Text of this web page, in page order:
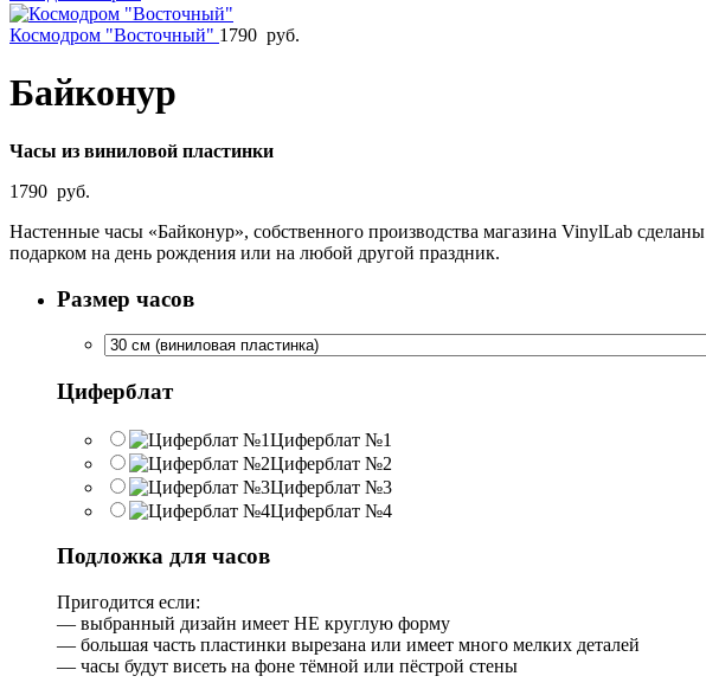
Космодром "Восточный" 1790 руб.
Байконур
Часы из виниловой пластинки
1790 руб.
Настенные часы «Байконур», собственного производства магазина VinylLab
подарком на день рождения или на любой другой праздник.
Размер часов
Циферблат
Циферблат №1
Циферблат №2
Циферблат №3
Циферблат №4
Подложка для часов
Пригодится если:
— выбранный дизайн имеет НЕ круглую форму
— большая часть пластинки вырезана или имеет много мелких деталей
— часы будут висеть на фоне тёмной или пёстрой стены